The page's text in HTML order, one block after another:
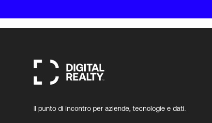
Il punto di incontro per aziende, tecnologie e dati.